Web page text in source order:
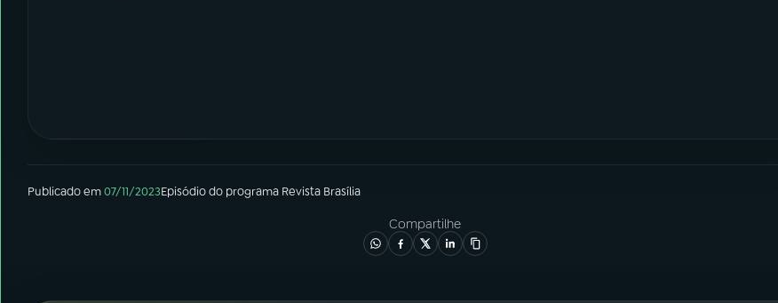
Publicado em07/11/2023Episódiodo programa Revista Brasília
Compartilhe